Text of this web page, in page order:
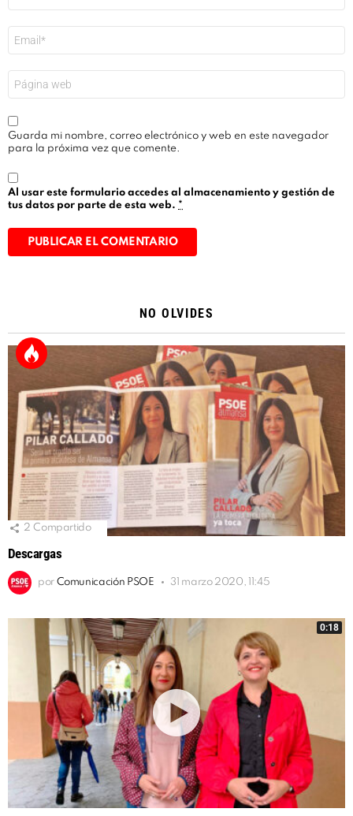
electrónico
*
Guarda mi nombre, correo electrónico y web en este navegador
para la próxima vez que comente.
Al usar este formulario accedes al almacenamiento y gestión de
tus datos por parte de esta web. *
NO OLVIDES
2 Compartido
Descargas
por Comunicación PSOE 31 marzo 2020, 11:45
0:18